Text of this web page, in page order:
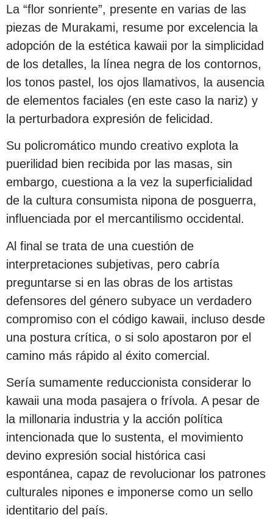
La “flor sonriente”, presente en varias de las
piezas de Murakami, resume por excelencia la
adopción de la estética kawaii por la simplicidad
de los detalles, la línea negra de los contornos,
los tonos pastel, los ojos llamativos, la ausencia
de elementos faciales (en este caso la nariz) y
la perturbadora expresión de felicidad.
Su policromático mundo creativo explota la
puerilidad bien recibida por las masas, sin
embargo, cuestiona a la vez la superficialidad
de la cultura consumista nipona de posguerra,
influenciada por el mercantilismo occidental.
Al final se trata de una cuestión de
interpretaciones subjetivas, pero cabría
preguntarse si en las obras de los artistas
defensores del género subyace un verdadero
compromiso con el código kawaii, incluso desde
una postura crítica, o si solo apostaron por el
camino más rápido al éxito comercial.
Sería sumamente reduccionista considerar lo
kawaii una moda pasajera o frívola. A pesar de
la millonaria industria y la acción política
intencionada que lo sustenta, el movimiento
devino expresión social histórica casi
espontánea, capaz de revolucionar los patrones
culturales nipones e imponerse como un sello
identitario del país.